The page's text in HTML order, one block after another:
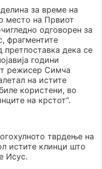
за време на
место на Првиот
одговорен за
фрагментите
дека се
години
режисер Симча
на истите
користени, во
на крстот“.
тврдење на
истите клинци што
Исус.